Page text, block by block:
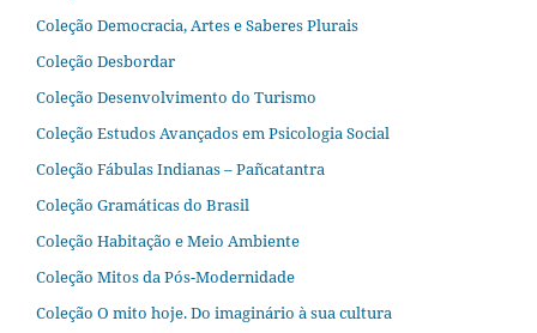
Coleção Democracia, Artes e Saberes Plurais
Coleção Desbordar
Coleção Desenvolvimento do Turismo
Coleção Estudos Avançados em Psicologia Social
Coleção Fábulas Indianas – Pañcatantra
Coleção Gramáticas do Brasil
Coleção Habitação e Meio Ambiente
Coleção Mitos da Pós-Modernidade
Coleção O mito hoje. Do imaginário à sua cultura